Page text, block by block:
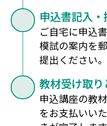
申込書記入・
ご自宅に申込
模試の案内を
提出ください。
教材受け取
申込講座の教
をお支払いい